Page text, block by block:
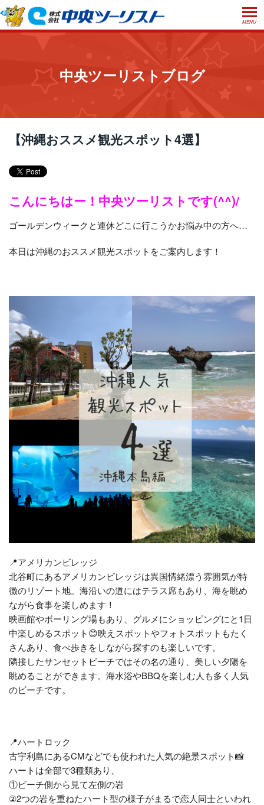
MENU
ご利用案内
お受取り方法について
取消手数料について
プライバシーポリシー 日本旅行業協会正会員
閉じる
中央ツーリストブログ
【沖縄おススメ観光スポット4選】
こんにちはー！中央ツーリストです(^^)/
ゴールデンウィークと連休どこに行こうかお悩み中の方へ…
本日は沖縄のおススメ観光スポットをご案内します！
📍アメリカンビレッジ
北谷町にあるアメリカンビレッジは異国情緒漂う雰囲気が特
徴のリゾート地。海沿いの道にはテラス席もあり、海を眺め
ながら食事を楽しめます！
映画館やボーリング場もあり、グルメにショッピングにと1日
中楽しめるスポット😊映えスポットやフォトスポットもたく
さんあり、食べ歩きをしながら探すのも楽しいです。
隣接したサンセットビーチではその名の通り、美しい夕陽を
眺めることができます。海水浴やBBQを楽しむ人も多く人気
のビーチです。
📍ハートロック
古宇利島にあるCMなどでも使われた人気の絶景スポット📸
ハートは全部で3種類あり、
①ビーチ側から見て左側の岩
②2つの岩を重ねたハート型の様子がまるで恋人同士といわれ